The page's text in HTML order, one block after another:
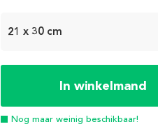
21 x 30 cm
In winkelmand
Nog maar weinig beschikbaar!